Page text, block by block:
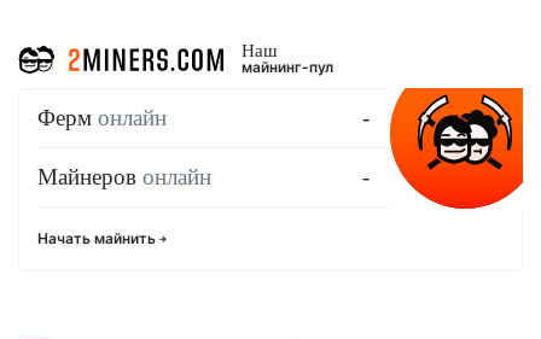
Наш
майнинг-пул
Ферм онлайн -
Майнеров онлайн -
Начать майнить